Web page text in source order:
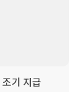
기 지급